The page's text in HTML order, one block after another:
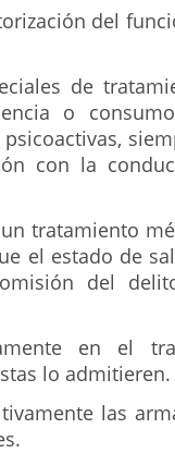
del
de
o
con la
tratamiento
el estado de
del
en el
lo admitieren.
las